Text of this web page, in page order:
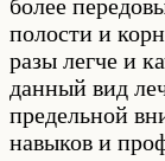
более
полости и
разы легче и
данный вид
предельной
навыков и